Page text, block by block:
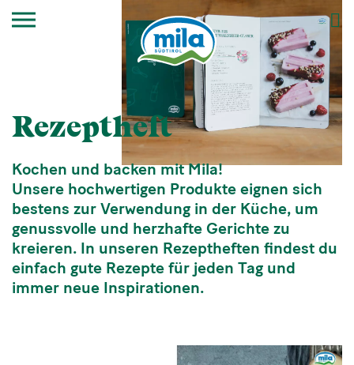
Rezeptheft
Kochen und backen mit Mila!
Unsere hochwertigen Produkte eignen sich
bestens zur Verwendung in der Küche, um
genussvolle und herzhafte Gerichte zu
kreieren. In unseren Rezeptheften findest du
einfach gute Rezepte für jeden Tag und
immer neue Inspirationen.